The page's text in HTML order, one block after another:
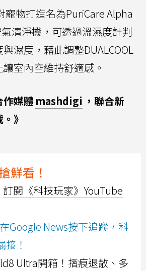
寵物打造名為PuriCare Alpha
清淨機，可透過溫濕度計判
濕度，藉此調整DUALCOOL
室內空維持舒適感。
作媒體 mashdigi ，聯合新
》
鮮看！
訂閱《科技玩家》YouTube
Google News按下追蹤，科
！
Ultra開箱！摺痕退散、多